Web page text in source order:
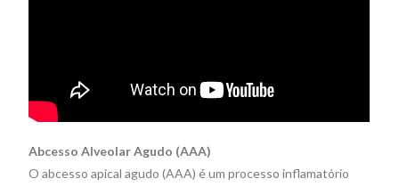
Abcesso Alveolar Agudo (AAA)
O abcesso apical agudo (AAA) é um processo inflamatório